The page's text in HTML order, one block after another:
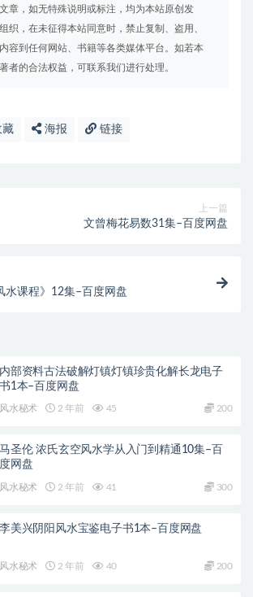
章，如无特殊说明或标注，均为本站原创发
织，在未征得本站同意时，禁止复制、盗用、
容到任何网站、书籍等各类媒体平台。如若本
者的合法权益，可联系我们进行处理。
藏 海报 链接
上一篇
文曾梅花易数31集–百度网盘
水课程》12集–百度网盘
内部资料古法破解灯镇灯镇珍贵化解长龙电子
书1本–百度网盘
风水秘术 2 年前 45 200
马圣伦 浓氏玄空风水学从入门到精通10集–百
度网盘
风水秘术 2 年前 41 300
李美兴阴阳风水宝鉴电子书1本–百度网盘
风水秘术 2 年前 40 200